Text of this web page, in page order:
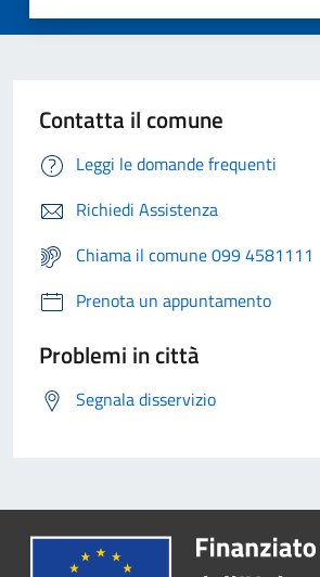
Contatta il comune
Leggi le domande frequenti
Richiedi Assistenza
Chiama il comune 099 4581111
Prenota un appuntamento
Problemi in città
Segnala disservizio